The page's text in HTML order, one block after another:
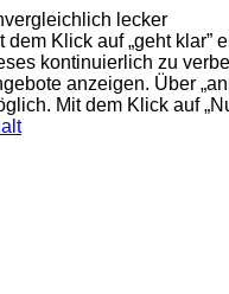
lecker
dem Klick auf „geht
kontinuierlich zu
anzeigen. Über
Mit dem Klick auf